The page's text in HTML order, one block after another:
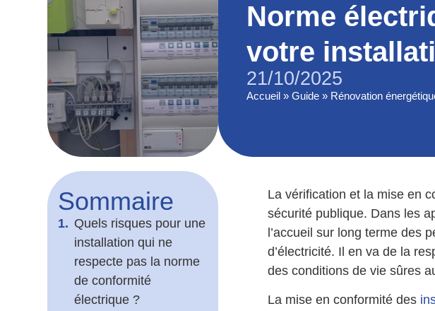
Norme
votre
21/10/2025
Accueil »Guide » Rénovation
Sommaire
Quels risques pour une
installation qui ne
respecte pas la norme
de conformité
électrique ?
La vérification et la mise en
sécurité publique. Dans les
l’accueil sur long terme des
d’électricité. Il en va de la
des conditions de vie sûres
La mise en conformité des